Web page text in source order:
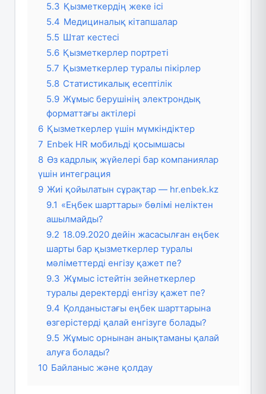
5.3 Қызметкердің жеке ісі
5.4 Медициналық кітапшалар
5.5 Штат кестесі
5.6 Қызметкерлер портреті
5.7 Қызметкерлер туралы пікірлер
5.8 Статистикалық есептілік
5.9 Жұмыс берушінің электрондық
форматтағы актілері
6 Қызметкерлер үшін мүмкіндіктер
7 Enbek HR мобильді қосымшасы
8 Өз кадрлық жүйелері бар компаниялар
үшін интеграция
9 Жиі қойылатын сұрақтар — hr.enbek.kz
9.1 «Еңбек шарттары» бөлімі неліктен
ашылмайды?
9.2 18.09.2020 дейін жасасылған еңбек
шарты бар қызметкерлер туралы
мәліметтерді енгізу қажет пе?
9.3 Жұмыс істейтін зейнеткерлер
туралы деректерді енгізу қажет пе?
9.4 Қолданыстағы еңбек шарттарына
өзгерістерді қалай енгізуге болады?
9.5 Жұмыс орнынан анықтаманы қалай
алуға болады?
10 Байланыс және қолдау